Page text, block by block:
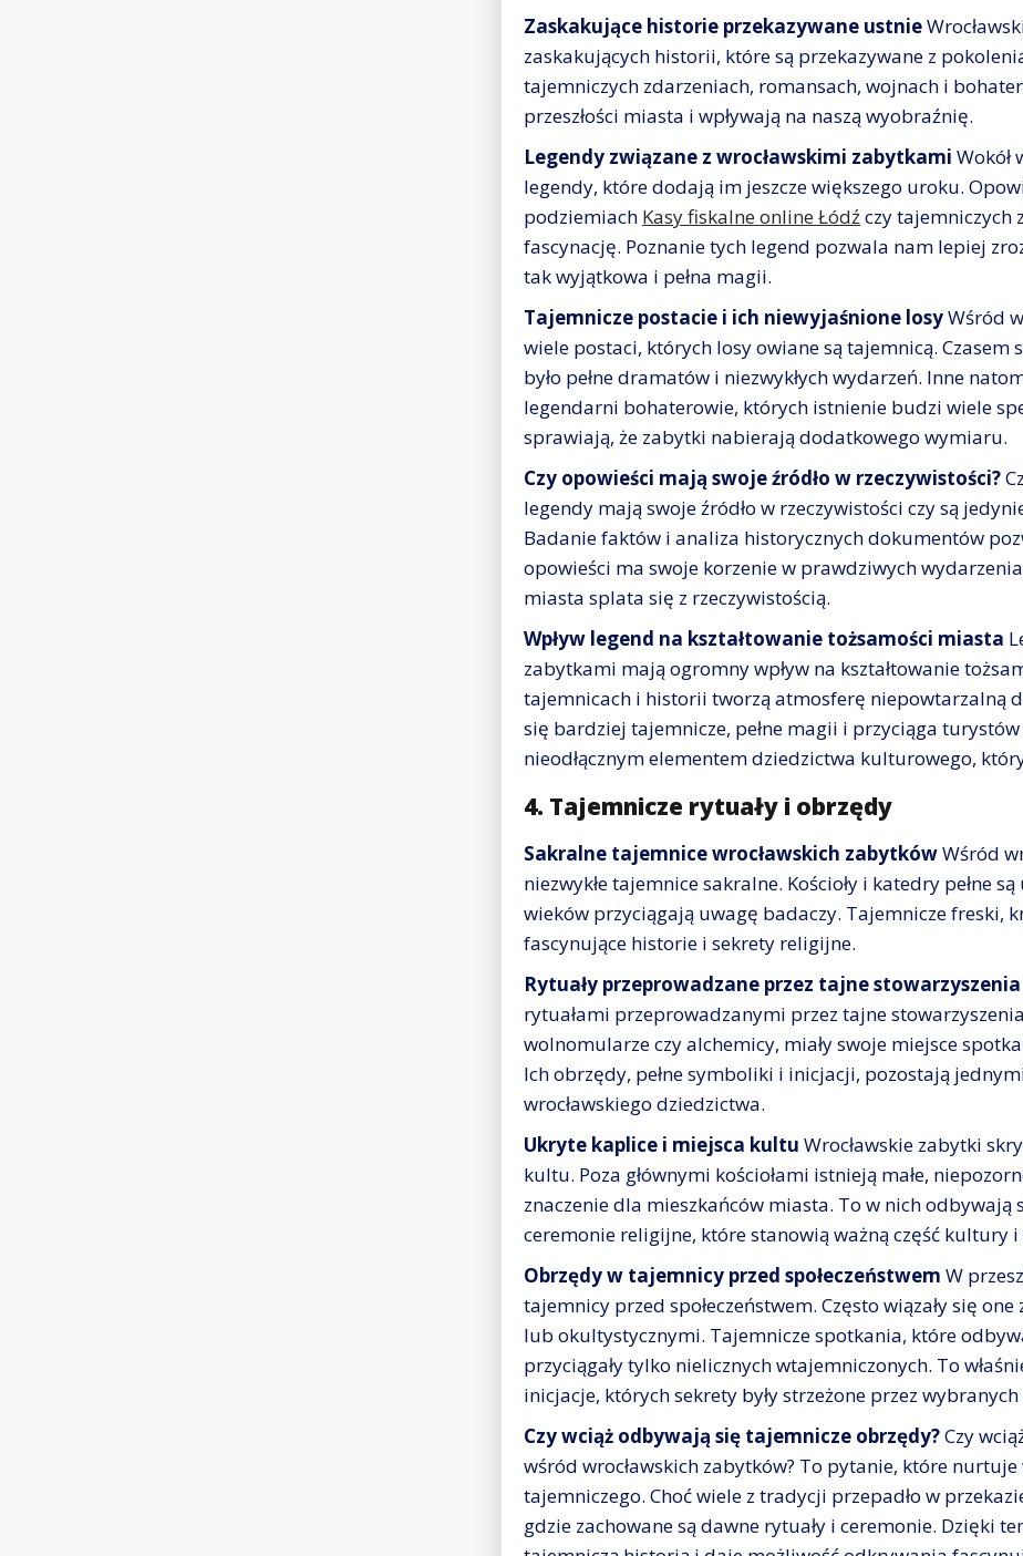
Zaskakujące historie przekazywane ustnie
zaskakujących historii, które są przekazywane z
tajemniczych zdarzeniach, romansach, wojnach i
przeszłości miasta i wpływają na naszą wyobraźnię.
Legendy związane z wrocławskimi zabytkami Wokół
legendy, które dodają im jeszcze większego uroku.
podziemiach Kasy fiskalne online Łódźczy tajemniczych
fascynację. Poznanie tych legend pozwala nam lepiej
tak wyjątkowa i pełna magii.
Tajemnicze postacie i ich niewyjaśnione losyWśród
wiele postaci, których losy owiane są tajemnicą. Czasem
było pełne dramatów i niezwykłych wydarzeń. Inne
legendarni bohaterowie, których istnienie budzi wiele
sprawiają, że zabytki nabierają dodatkowego wymiaru.
Czy opowieści mają swoje źródło w rzeczywistości?
legendy mają swoje źródło w rzeczywistości czy są
Badanie faktów i analiza historycznych dokumentów
opowieści ma swoje korzenie w prawdziwych
miasta splata się z rzeczywistością.
Wpływ legend na kształtowanie tożsamości miasta
zabytkami mają ogromny wpływ na kształtowanie
tajemnicach i historii tworzą atmosferę niepowtarzalną
się bardziej tajemnicze, pełne magii i przyciąga turystów
nieodłącznym elementem dziedzictwa kulturowego,
4. Tajemnicze rytuały i obrzędy
Sakralne tajemnice wrocławskich zabytkówWśród
niezwykłe tajemnice sakralne. Kościoły i katedry pełne
wieków przyciągają uwagę badaczy. Tajemnicze freski,
fascynujące historie i sekrety religijne.
Rytuały przeprowadzane przez tajne stowarzyszenia
rytuałami przeprowadzanymi przez tajne
wolnomularze czy alchemicy, miały swoje miejsce
Ich obrzędy, pełne symboliki i inicjacji, pozostają
wrocławskiego dziedzictwa.
Ukryte kaplice i miejsca kultu Wrocławskie zabytki
kultu. Poza głównymi kościołami istnieją małe,
znaczenie dla mieszkańców miasta. To w nich
ceremonie religijne, które stanowią ważną część kultury
Obrzędy w tajemnicy przed społeczeństwem W
tajemnicy przed społeczeństwem. Często wiązały się
lub okultystycznymi. Tajemnicze spotkania, które
przyciągały tylko nielicznych wtajemniczonych. To
inicjacje, których sekrety były strzeżone przez wybranych
Czy wciąż odbywają się tajemnicze obrzędy?Czy
wśród wrocławskich zabytków? To pytanie, które
tajemniczego. Choć wiele z tradycji przepadło w
gdzie zachowane są dawne rytuały i ceremonie. Dzięki